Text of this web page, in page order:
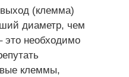
(клемма)
диаметр, чем
это необходимо
клеммы,